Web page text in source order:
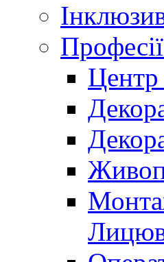
Центр